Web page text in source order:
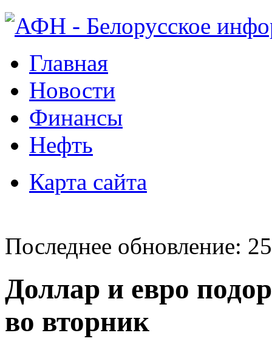
Главная
Новости
Финансы
Нефть
Карта сайта
Последнее обновление:
Доллар и евро
во вторник